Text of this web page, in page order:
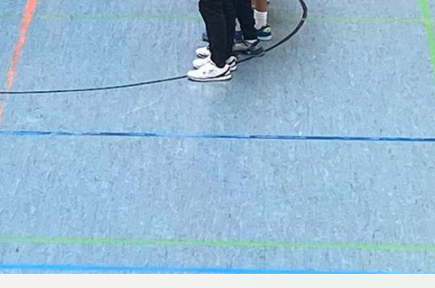
Antworten
Am Holterhöfchen 22
40724 Hilden
02103 / 29 59-10
info@hildener-at.de